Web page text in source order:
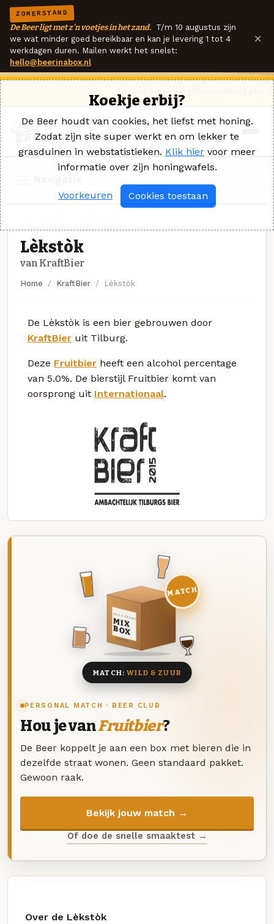
ZOMERSTAND
De Beer ligt met z'n voetjes in het zand. T/m 10 augustus zijn
we wat minder goed bereikbaar en kan je levering 1 tot 4
werkdagen duren. Mailen werkt het snelst:
hello@beerinabox.nl
×
Lèkstòk
van KraftBier
Home KraftBier Lèkstòk
De Lèkstòk is een bier gebrouwen door
KraftBier uit Tilburg.
Deze Fruitbier heeft een alcohol percentage
van 5.0%. De bierstijl Fruitbier komt van
oorsprong uit Internationaal.
PERSONAL MATCH · BEER CLUB
Hou je vanFruitbier?
De Beer koppelt je aan een box met bieren die in
dezelfde straat wonen. Geen standaard pakket.
Gewoon raak.
Bekijk jouw match →
Of doe de snelle smaaktest →
DEZE MAAND
MIX
BOX
8 BIEREN
MATCH
MATCH:WILD & ZUUR
Over de Lèkstòk
Koekje erbij?
De Beer houdt van cookies, het liefst met honing.
Zodat zijn site super werkt en om lekker te
grasduinen in webstatistieken. Klik hier voor meer
informatie over zijn honingwafels.
Voorkeuren Cookies toestaan